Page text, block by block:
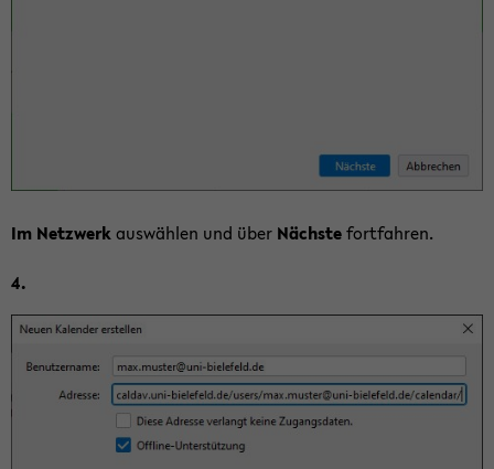
Im Netz­werkaus­wäh­len und über Nächs­tefort­fah­ren.
4.